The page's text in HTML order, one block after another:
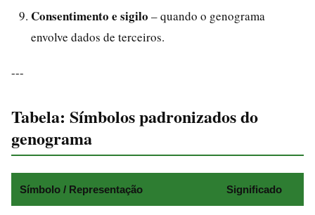
Consentimento e sigilo – quando o genograma
envolve dados de terceiros.
---
Tabela: Símbolos padronizados do
genograma
Símbolo / Representação Significado